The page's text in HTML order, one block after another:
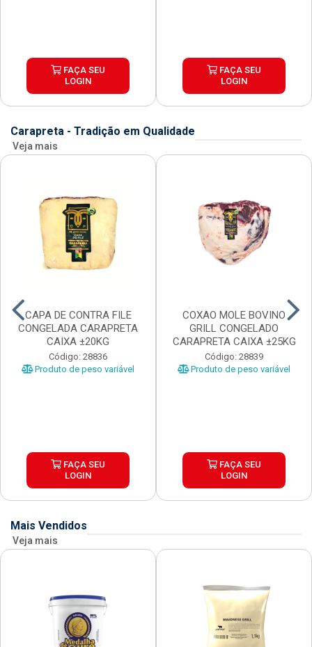
FAÇA SEU
LOGIN
FAÇA SEU
LOGIN
Carapreta - Tradição em Qualidade
Veja mais
CAPA DE CONTRA FILE
CONGELADA CARAPRETA
CAIXA ±20KG
Código: 28836
Produto de peso variável
FAÇA SEU
LOGIN
COXAO MOLE BOVINO
GRILL CONGELADO
CARAPRETA CAIXA ±25KG
Código: 28839
Produto de peso variável
FAÇA SEU
LOGIN
Mais Vendidos
Veja mais